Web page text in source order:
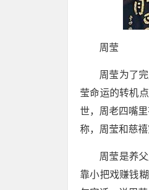
周莹
周莹为了
莹命运的转机
世，周老四嘴
称，周莹和慈
周莹是养
靠小把戏赚钱